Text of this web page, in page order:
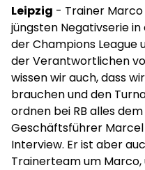
Leipzig - Trainer
jüngsten Negativserie
der Champions
der Verantwortlichen
wissen wir auch, dass
brauchen und den
ordnen bei RB alles
Geschäftsführer Marcel
Interview. Er ist aber
Trainerteam um Marco,